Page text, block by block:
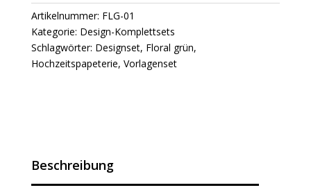
Artikelnummer: FLG-01
Kategorie: Design-Komplettsets
Schlagwörter: Designset, Floral grün,
Hochzeitspapeterie, Vorlagenset
Beschreibung